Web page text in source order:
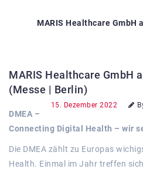
MARIS Healthcare GmbH
MARIS Healthcare GmbH
(Messe | Berlin)
15. Dezember 2022
DMEA –
Connecting Digital Health – wir
Die DMEA zählt zu Europas
Health. Einmal im Jahr treffen